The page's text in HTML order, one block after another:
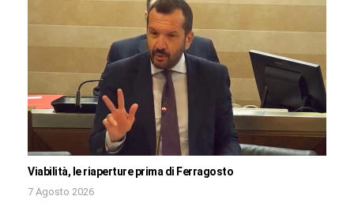
Viabilità, le riaperture prima di Ferragosto
7 Agosto 2026